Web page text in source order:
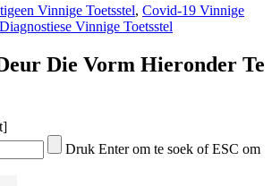
Vinnige Toetsstel, Covid-19 Vinnige
Vinnige Toetsstel
Die Vorm Hieronder Te
Druk Enter om te soek of ESC om